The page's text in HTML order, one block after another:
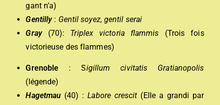
gant n’a)
Gentilly: Gentil soyez, gentil serai
Gray(70): Triplex victoria flammis (Trois fois
victorieuse des flammes)
Grenoble : Sigillum civitatis Gratianopolis
(légende)
Hagetmau (40) :Labore crescit (Elle a grandi par